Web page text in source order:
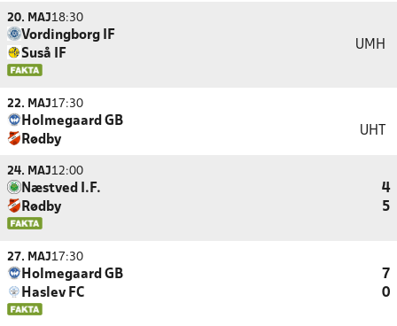
20. MAJ18:30
Vordingborg IF
Suså IF
UMH
22. MAJ17:30
Holmegaard GB
Rødby
UHT
24. MAJ12:00
Næstved I.F.
4
Rødby
5
27. MAJ17:30
Holmegaard GB
7
Haslev FC
0